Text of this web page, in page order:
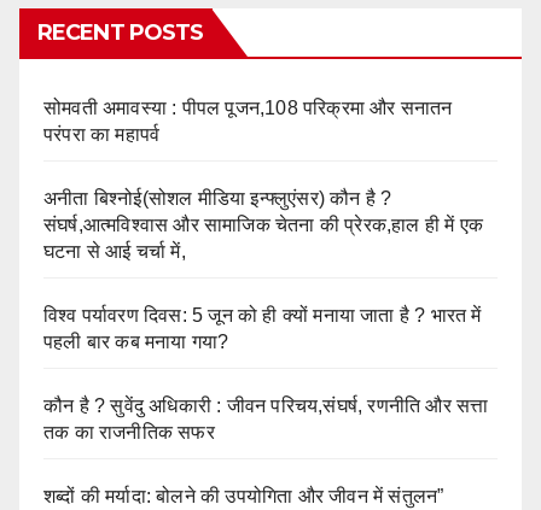
RECENT POSTS
सोमवती अमावस्या : पीपल पूजन,108 परिक्रमा और सनातन
परंपरा का महापर्व
अनीता बिश्नोई(सोशल मीडिया इन्फ्लुएंसर) कौन है ?
संघर्ष,आत्मविश्वास और सामाजिक चेतना की प्रेरक,हाल ही में एक
घटना से आई चर्चा में,
विश्व पर्यावरण दिवस: 5 जून को ही क्यों मनाया जाता है ? भारत में
पहली बार कब मनाया गया?
कौन है ? सुवेंदु अधिकारी : जीवन परिचय,संघर्ष, रणनीति और सत्ता
तक का राजनीतिक सफर
शब्दों की मर्यादा: बोलने की उपयोगिता और जीवन में संतुलन”